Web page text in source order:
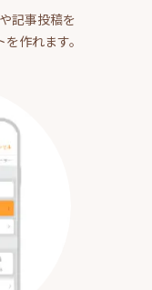
記事投稿を
作れます。